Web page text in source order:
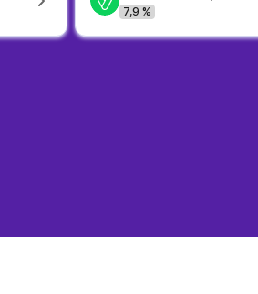
7,9 %